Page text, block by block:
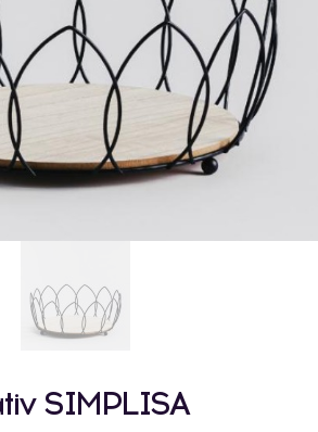
SIMPLISA